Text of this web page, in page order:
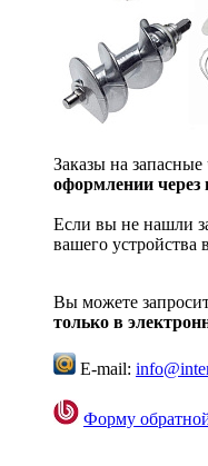
Заказы на запасные
оформлении через
Если вы не нашли
вашего устройства
Вы можете
только в
E-mail:
Форму